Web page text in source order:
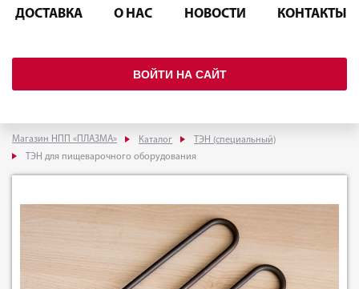
ДОСТАВКА О НАС НОВОСТИ КОНТАКТЫ
ВОЙТИ НА САЙТ
Магазин НПП «ПЛАЗМА» Каталог
ТЭН (специальный)
ТЭН для пищеварочного оборудования